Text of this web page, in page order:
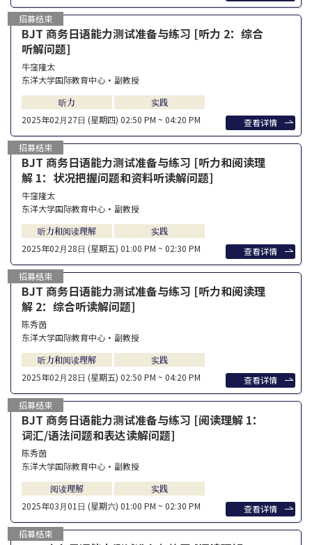
招募结束
2025年02⽉27⽇ (星期四) 02:50 PM ~ 04:20 PM
听力 实践
牛窪隆太
东洋大学国际教育中心・副教授
BJT 商务日语能力测试准备与练习 [听力 2：综合
听解问题]
查看详情
招募结束
2025年02⽉28⽇ (星期五) 01:00 PM ~ 02:30 PM
听力和阅读理解 实践
牛窪隆太
东洋大学国际教育中心・副教授
BJT 商务日语能力测试准备与练习 [听力和阅读理
解 1：状况把握问题和资料听读解问题]
查看详情
招募结束
2025年02⽉28⽇ (星期五) 02:50 PM ~ 04:20 PM
听力和阅读理解 实践
陈秀茵
东洋大学国际教育中心・副教授
BJT 商务日语能力测试准备与练习 [听力和阅读理
解 2：综合听读解问题]
查看详情
招募结束
2025年03⽉01⽇ (星期六) 01:00 PM ~ 02:30 PM
阅读理解 实践
陈秀茵
东洋大学国际教育中心・副教授
BJT 商务日语能力测试准备与练习 [阅读理解 1：
词汇/语法问题和表达读解问题]
查看详情
招募结束